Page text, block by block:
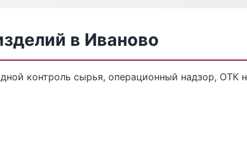
в Иваново
контроль сырья, операционный надзор,